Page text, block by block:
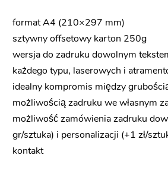
format A4 (210×297 mm)
sztywny offsetowy karton 250g
wersja do zadruku dowolnym
każdego typu, laserowych i
idealny kompromis między
możliwością zadruku we własnym
możliwość zamówienia zadruku
gr/sztuka) i personalizacji (+1 zł/
kontakt